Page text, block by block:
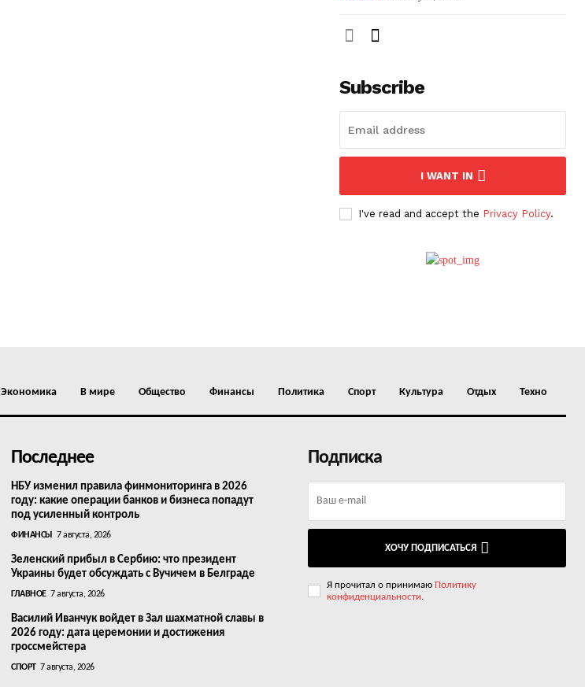
Subscribe
I WANT IN
I've read and accept the Privacy Policy.
Экономика В мире Общество Финансы Политика Спорт Культура Отдых Техно
Последнее
НБУ изменил правила финмониторинга в 2026
году: какие операции банков и бизнеса попадут
под усиленный контроль
ФИНАНСЫ 7 августа, 2026
Зеленский прибыл в Сербию: что президент
Украины будет обсуждать с Вучичем в Белграде
ГЛАВНОЕ 7 августа, 2026
Василий Иванчук войдет в Зал шахматной славы в
2026 году: дата церемонии и достижения
гроссмейстера
СПОРТ 7 августа, 2026
Подписка
ХОЧУ ПОДПИСАТЬСЯ
Я прочитал о принимаю Политику
конфиденциальности.